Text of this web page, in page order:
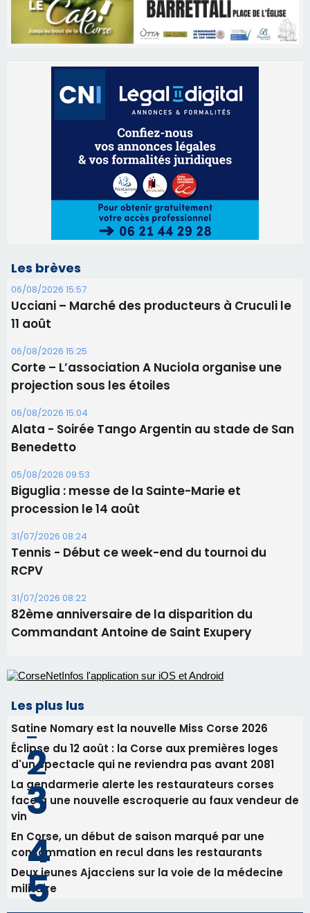
Les brèves
06/08/2026 15:57
Ucciani – Marché des producteurs à Cruculi le
11 août
06/08/2026 15:25
Corte – L’association A Nuciola organise une
projection sous les étoiles
06/08/2026 15:04
Alata - Soirée Tango Argentin au stade de San
Benedetto
05/08/2026 09:53
Biguglia : messe de la Sainte-Marie et
procession le 14 août
31/07/2026 08:24
Tennis - Début ce week-end du tournoi du
RCPV
31/07/2026 08:22
82ème anniversaire de la disparition du
Commandant Antoine de Saint Exupery
Les plus lus
Satine Nomary est la nouvelle Miss Corse 2026
Éclipse du 12 août : la Corse aux premières loges
d'un spectacle qui ne reviendra pas avant 2081
La gendarmerie alerte les restaurateurs corses
face à une nouvelle escroquerie au faux vendeur de
vin
En Corse, un début de saison marqué par une
consommation en recul dans les restaurants
Deux jeunes Ajacciens sur la voie de la médecine
militaire